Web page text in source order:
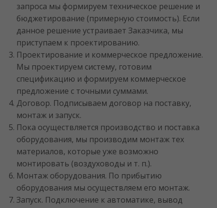
запроса мы формируем техническое решение и
бюджетирование (примерную стоимость). Если
данное решение устраивает Заказчика, мы
приступаем к проектированию.
Проектирование и коммерческое предложение.
Мы проектируем систему, готовим
спецификацию и формируем коммерческое
предложение с точными суммами.
Договор. Подписываем договор на поставку,
монтаж и запуск.
Пока осуществляется производство и поставка
оборудования, мы производим монтаж тех
материалов, которые уже возможно
монтировать (воздуховоды и т. п.).
Монтаж оборудования. По прибытию
оборудования мы осуществляем его монтаж.
Запуск. Подключение к автоматике, вывод